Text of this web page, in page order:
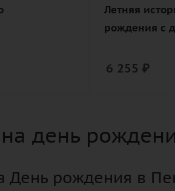
Летняя
рождения с
6 255 ₽
на день
День рождения в